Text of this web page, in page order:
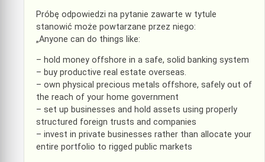
Próbę odpowiedzi na pytanie zawarte w tytule
stanowić może powtarzane przez niego:
„Anyone can do things like:
– hold money offshore in a safe, solid banking system
– buy productive real estate overseas.
– own physical precious metals offshore, safely out of
the reach of your home government
– set up businesses and hold assets using properly
structured foreign trusts and companies
– invest in private businesses rather than allocate your
entire portfolio to rigged public markets